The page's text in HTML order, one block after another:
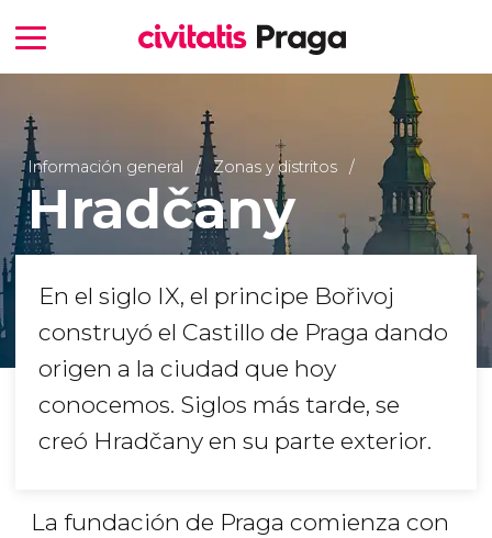
Información general Zonas y distritos
Hradčany
En el siglo IX, el principe Bořivoj
construyó el Castillo de Praga dando
origen a la ciudad que hoy
conocemos. Siglos más tarde, se
creó Hradčany en su parte exterior.
La fundación de Praga comienza con